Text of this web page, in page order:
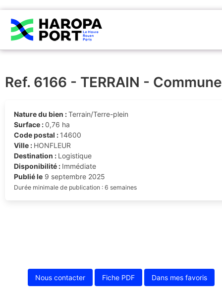
Ref. 6166 - TERRAIN -
Nature du bien :Terrain/Terre-plein
Surface : 0,76 ha
Code postal : 14600
Ville : HONFLEUR
Destination : Logistique
Disponibilité : Immédiate
Publié le9 septembre 2025
Durée minimale de publication : 6 semaines
Nous contacter Fiche PDF Dans mes favoris